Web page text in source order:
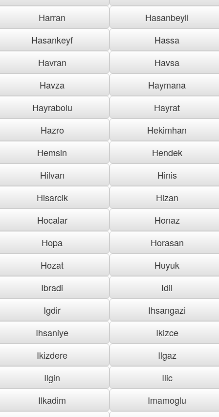
Harran
Hasanbeyli
Hasankeyf
Hassa
Havran
Havsa
Havza
Haymana
Hayrabolu
Hayrat
Hazro
Hekimhan
Hemsin
Hendek
Hilvan
Hinis
Hisarcik
Hizan
Hocalar
Honaz
Hopa
Horasan
Hozat
Huyuk
Ibradi
Idil
Igdir
Ihsangazi
Ihsaniye
Ikizce
Ikizdere
Ilgaz
Ilgin
Ilic
Ilkadim
Imamoglu